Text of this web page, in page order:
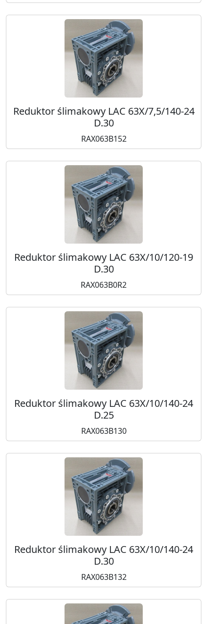
Reduktor ślimakowy LAC 63X/7,5/140-24
D.30
RAX063B152
Reduktor ślimakowy LAC 63X/10/120-19
D.30
RAX063B0R2
Reduktor ślimakowy LAC 63X/10/140-24
D.25
RAX063B130
Reduktor ślimakowy LAC 63X/10/140-24
D.30
RAX063B132